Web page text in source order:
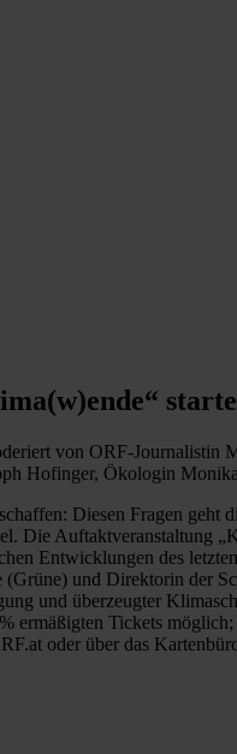
von ORF-
Hofinger, Ökologin
Diesen Fragen
Die
Entwicklungen des
und Direktorin der
und überzeugter
ermäßigten Tickets
oder über das